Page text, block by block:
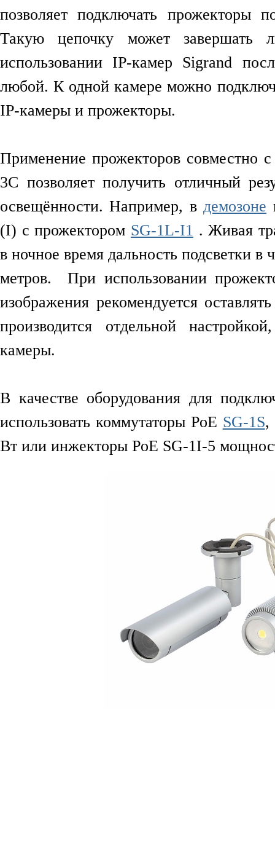
позволяет подключать прожекторы
Такую цепочку может
использовании IP-камер Sigrand
любой. К одной камере можно
IP-камеры и прожекторы.
Применение прожекторов совместно
3C позволяет получить отличный
освещённости. Например, вдемозоне
(I) с прожектором SG-1L-I1 . Живая
в ночное время дальность подсветки в
метров. При использовании
изображения рекомендуется
производится отдельной
камеры.
В качестве оборудования для
использовать коммутаторы PoE SG-1S,
Вт или инжекторы PoE SG-1I-5